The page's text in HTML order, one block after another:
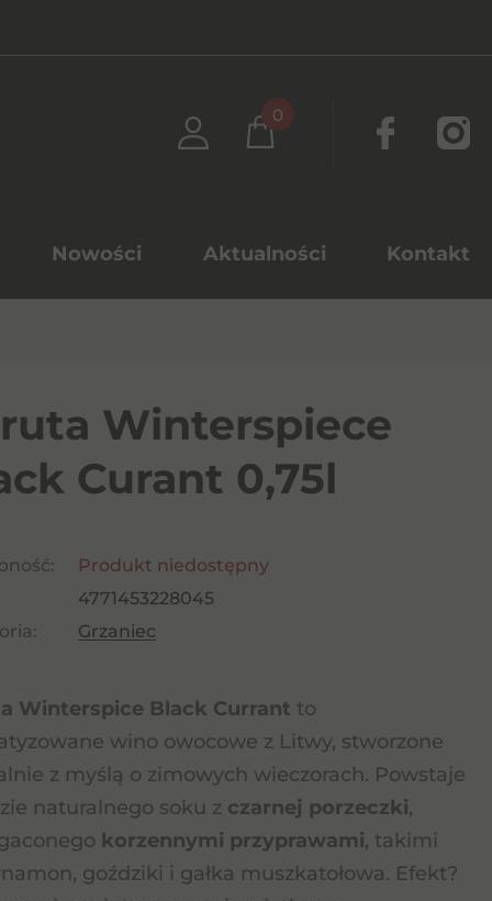
0
Nowości Aktualności Kontakt
Winterspiece
Curant 0,75l
Produkt niedostępny
4771453228045
Grzaniec
Winterspice Black Currant to
wino owocowe z Litwy, stworzone
z myślą o zimowych wieczorach. Powstaje
naturalnego soku z czarnej porzeczki,
korzennymi przyprawami, takimi
goździki i gałka muszkatołowa. Efekt?